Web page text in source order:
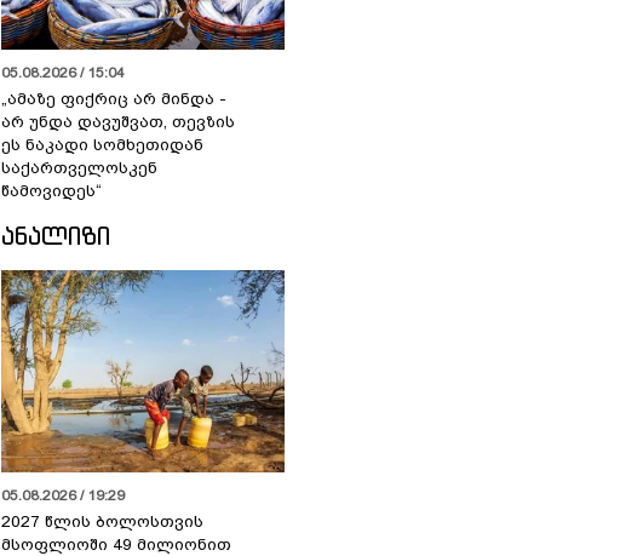
05.08.2026 / 15:04
„ამაზე ფიქრიც არ მინდა -
არ უნდა დავუშვათ, თევზის
ეს ნაკადი სომხეთიდან
საქართველოსკენ
წამოვიდეს“
ᲐᲜᲐᲚᲘᲖᲘ
05.08.2026 / 19:29
2027 წლის ბოლოსთვის
მსოფლიოში 49 მილიონით